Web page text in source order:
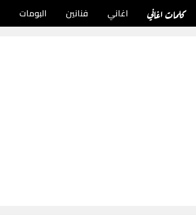
كلمات اغاني اغاني فنانين البومات